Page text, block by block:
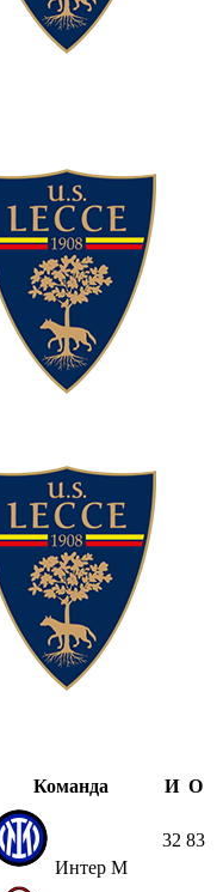
Команда И О
Интер М
32 83